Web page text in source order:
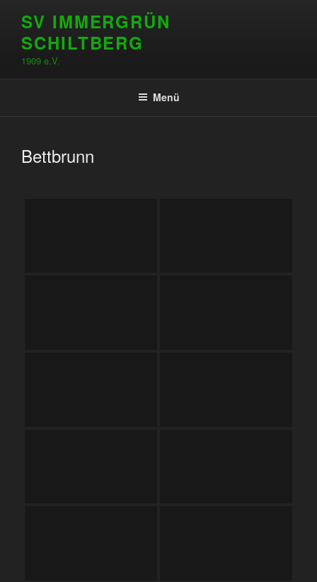
Inhalt
springen
SV IMMERGRÜN
SCHILTBERG
1909 e.V.
Menü
Bettbrunn